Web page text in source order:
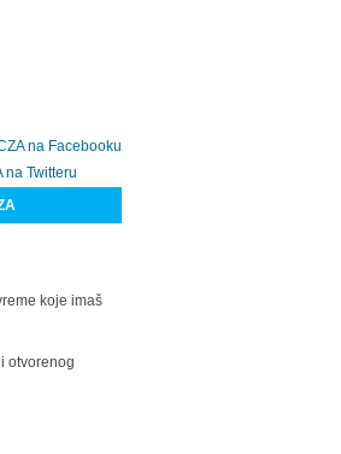
na Facebooku
na Twitteru
koje imaš
otvorenog